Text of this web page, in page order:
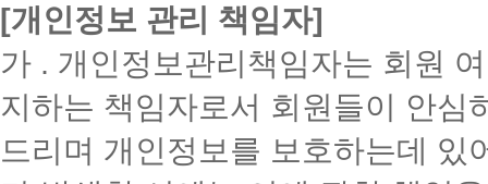
[개인정보 관리 책임자]
가 . 개인정보관리책임자는 회원
지하는 책임자로서 회원들이 안심
드리며 개인정보를 보호하는데 있